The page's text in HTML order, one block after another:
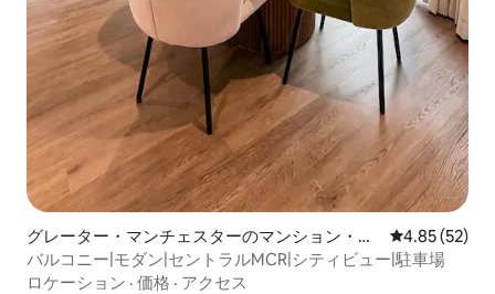
グレーター・マンチェスターのマンション・ア
パート
レビュー52
4.85 (52)
バルコニー|モダン|セントラルMCR|シティビュー|駐車場
ロケーション · 価格 · アクセス